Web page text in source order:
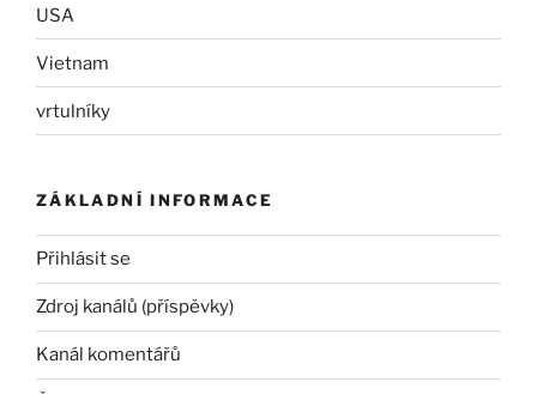
USA
Vietnam
vrtulníky
ZÁKLADNÍ INFORMACE
Přihlásit se
Zdroj kanálů (příspěvky)
Kanál komentářů